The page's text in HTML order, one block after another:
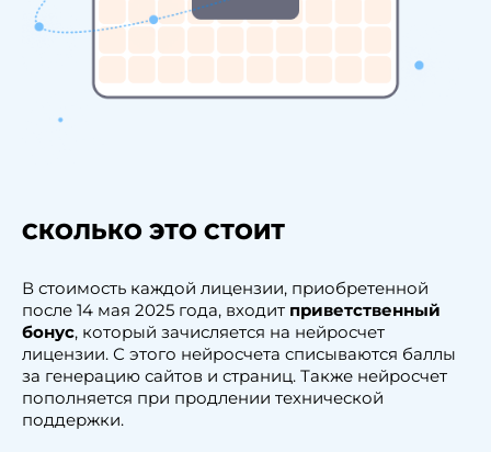
СКОЛЬКО ЭТО СТОИТ
В стоимость каждой лицензии, приобретенной
после 14 мая 2025 года, входит приветственный
бонус, который зачисляется на нейросчет
лицензии. С этого нейросчета списываются баллы
за генерацию сайтов и страниц. Также нейросчет
пополняется при продлении технической
поддержки.